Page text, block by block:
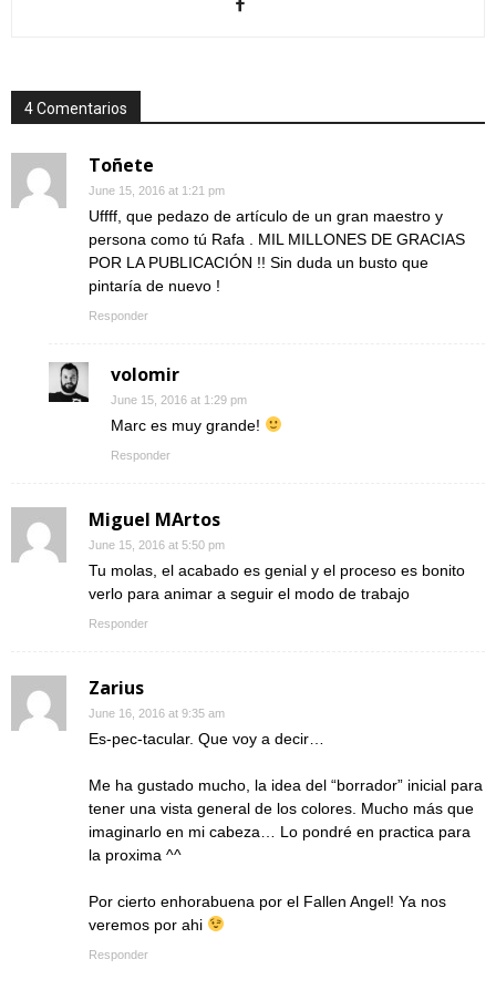
4 Comentarios
Toñete
June 15, 2016 at 1:21 pm
Uffff, que pedazo de artículo de un gran maestro y
persona como tú Rafa . MIL MILLONES DE GRACIAS
POR LA PUBLICACIÓN !! Sin duda un busto que
pintaría de nuevo !
Responder
volomir
June 15, 2016 at 1:29 pm
Marc es muy grande!
Responder
Miguel MArtos
June 15, 2016 at 5:50 pm
Tu molas, el acabado es genial y el proceso es bonito
verlo para animar a seguir el modo de trabajo
Responder
Zarius
June 16, 2016 at 9:35 am
Es-pec-tacular. Que voy a decir…
Me ha gustado mucho, la idea del “borrador” inicial para
tener una vista general de los colores. Mucho más que
imaginarlo en mi cabeza… Lo pondré en practica para
la proxima ^^
Por cierto enhorabuena por el Fallen Angel! Ya nos
veremos por ahi
Responder